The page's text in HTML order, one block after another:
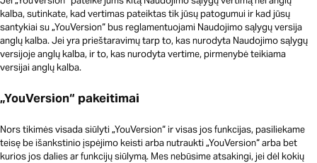
kalba, sutinkate, kad vertimas pateiktas tik jūsų patogumui ir kad jūsų
santykiai su „YouVersion“ bus reglamentuojami Naudojimo sąlygų versija
anglų kalba. Jei yra prieštaravimų tarp to, kas nurodyta Naudojimo sąlygų
versijoje anglų kalba, ir to, kas nurodyta vertime, pirmenybė teikiama
versijai anglų kalba.
„YouVersion“ pakeitimai
Nors tikimės visada siūlyti „YouVersion“ ir visas jos funkcijas, pasiliekame
teisę be išankstinio įspėjimo keisti arba nutraukti „YouVersion“ arba bet
kurios jos dalies ar funkcijų siūlymą. Mes nebūsime atsakingi, jei dėl kokių